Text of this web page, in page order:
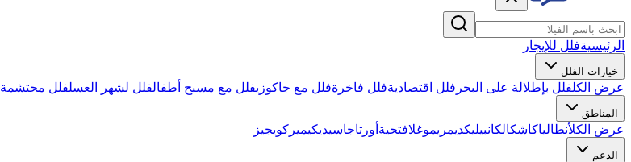
الرئيسيةفلل للإيجار
خيارات الفلل
عرض الكلفلل بإطلالة على البحر فلل اقتصاديةفلل فاخرةفلل مع جاكوزيفلل مع مسبح أطفالفلل لشهر العسلفلل محتشمة
المناطق
عرض الكلأنطالياكاشكالكانبيليكديمريموغلافتحية أورتاجاسيديكيمير كويجيز
الدعم